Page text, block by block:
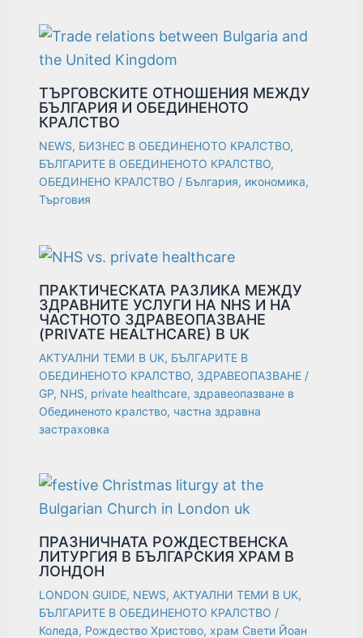
ТЪРГОВСКИTE ОТНОШЕНИЯ МЕЖДУ
БЪЛГАРИЯ И ОБЕДИНЕНОТО
КРАЛСТВО
NEWS, БИЗНЕС В ОБЕДИНЕНОТО КРАЛСТВО,
БЪЛГАРИТЕ В ОБЕДИНЕНОТО КРАЛСТВО,
ОБЕДИНЕНО КРАЛСТВО / България, икономика,
Търговия
ПРАКТИЧЕСКАТА РАЗЛИКА МЕЖДУ
ЗДРАВНИТЕ УСЛУГИ НА NHS И НА
ЧАСТНОТО ЗДРАВЕОПАЗВАНЕ
(PRIVATE HEALTHCARE) В UK
АКТУАЛНИ ТЕМИ В UK, БЪЛГАРИТЕ В
ОБЕДИНЕНОТО КРАЛСТВО, ЗДРАВЕОПАЗВАНЕ /
GP, NHS, private healthcare,здравеопазване в
Обединеното кралство, частна здравна
застраховка
ПРАЗНИЧНАТА РОЖДЕСТВЕНСКА
ЛИТУРГИЯ В БЪЛГАРСКИЯ ХРАМ В
ЛОНДОН
LONDON GUIDE, NEWS, АКТУАЛНИ ТЕМИ В UK,
БЪЛГАРИТЕ В ОБЕДИНЕНОТО КРАЛСТВО /
Коледа, Рождество Христово,храм Свети Йоан